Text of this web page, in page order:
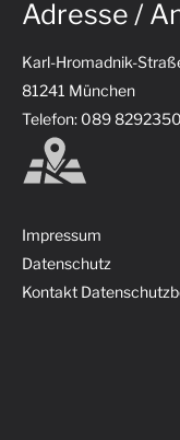
Adresse /
Karl-Hromadnik-
81241 München
Telefon: 089 8292350
Impressum
Datenschutz
Kontakt